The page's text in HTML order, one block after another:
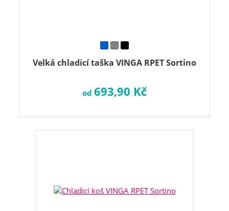
Velká chladicí taška VINGA RPET Sortino
od 693,90 Kč